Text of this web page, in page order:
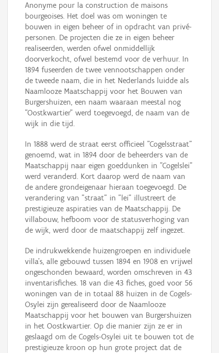
Anonyme pour la construction de maisons
bourgeoises. Het doel was om woningen te
bouwen in eigen beheer of in opdracht van privé-
personen. De projecten die ze in eigen beheer
realiseerden, werden ofwel onmiddellijk
doorverkocht, ofwel bestemd voor de verhuur. In
1894 fuseerden de twee vennootschappen onder
de tweede naam, die in het Nederlands luidde als
Naamlooze Maatschappij voor het Bouwen van
Burgershuizen, een naam waaraan meestal nog
"Oostkwartier" werd toegevoegd, de naam van de
wijk in die tijd.
In 1888 werd de straat eerst officieel "Cogelsstraat"
genoemd, wat in 1894 door de beheerders van de
Maatschappij naar eigen goeddunken in "Cogelslei"
werd veranderd. Kort daarop werd de naam van
de andere grondeigenaar hieraan toegevoegd. De
verandering van "straat" in "lei" illustreert de
prestigieuze aspiraties van de Maatschappij. De
villabouw, hefboom voor de statusverhoging van
de wijk, werd door de maatschappij zelf ingezet.
De indrukwekkende huizengroepen en individuele
villa's, alle gebouwd tussen 1894 en 1908 en vrijwel
ongeschonden bewaard, worden omschreven in 43
inventarisfiches. 18 van die 43 fiches, goed voor 56
woningen van de in totaal 88 huizen in de Cogels-
Osylei zijn gerealiseerd door de Naamlooze
Maatschappij voor het bouwen van Burgershuizen
in het Oostkwartier. Op die manier zijn ze er in
geslaagd om de Cogels-Osylei uit te bouwen tot de
prestigieuze kroon op hun grote project dat de